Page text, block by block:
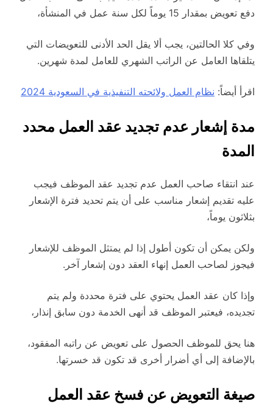
دفع تعويض بمقدار 15 يوماً لكل سنة عمل في المنشأة،
وفي كلا الحالتين، يجب ألا يقل الحد الأدنى للتعويضات التي
يتلقاها العامل عن الراتب الشهري للعامل لمدة شهرين.
اقرأ أيضاً: نظام العمل ولائحته التنفيذية في السعودية 2024
مدة إشعار عدم تجديد عقد العمل محدد
المدة
عند انتقاء صاحب العمل عدم تجديد عقد الموظف فيجب
عليه تقديم إشعار مناسب على أن يتم تحديد فترة الإشعار
بثلاثون يوماً،
ولكن يمكن أن تكون أطول إذا لم يمتثل الموظف للإشعار
فيجوز لصاحب العمل إنهاء العقد دون إشعار آخر.
وإذا كان عقد العمل يحتوي على فترة محددة ولم يتم
تجديده، فيعتبر الموظف قد أنهى الخدمة دون سابق إنذار،
هنا يحق للموظف الحصول على تعويض عن راتبه المفقود،
بالإضافة إلى أي أضرار أخرى قد تكون قد خسرتها.
صيغة التعويض عن فسخ عقد العمل